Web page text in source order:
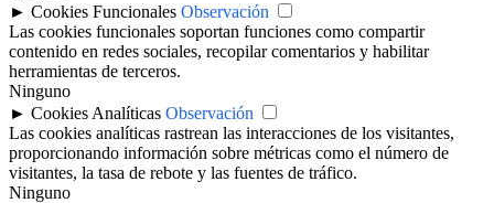
► Cookies Funcionales Observación
Las cookies funcionales soportan funciones como compartir
contenido en redes sociales, recopilar comentarios y habilitar
herramientas de terceros.
Ninguno
► Cookies Analíticas Observación
Las cookies analíticas rastrean las interacciones de los visitantes,
proporcionando información sobre métricas como el número de
visitantes, la tasa de rebote y las fuentes de tráfico.
Ninguno